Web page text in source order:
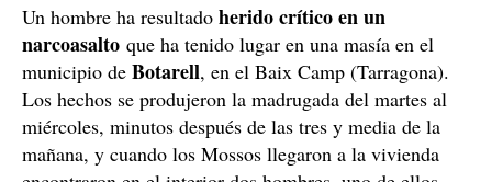
Un hombre ha resultado herido crítico en un
narcoasalto que ha tenido lugar en una masía en el
municipio de Botarell, en el Baix Camp (Tarragona).
Los hechos se produjeron la madrugada del martes al
miércoles, minutos después de las tres y media de la
mañana, y cuando los Mossos llegaron a la vivienda